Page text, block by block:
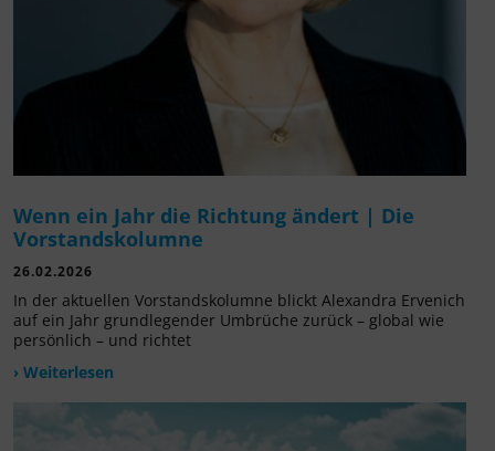
Wenn ein Jahr die Richtung ändert | Die
Vorstandskolumne
26.02.2026
In der aktuellen Vorstandskolumne blickt Alexandra Ervenich
auf ein Jahr grundlegender Umbrüche zurück – global wie
persönlich – und richtet
› Weiterlesen